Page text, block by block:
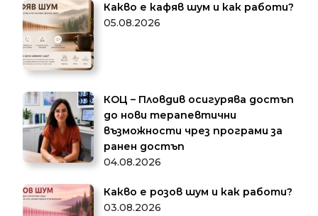
Какво е кафяв шум и как работи?
05.08.2026
КОЦ – Пловдив осигурява достъп
до нови терапевтични
възможности чрез програми за
ранен достъп
04.08.2026
Какво е розов шум и как работи?
03.08.2026